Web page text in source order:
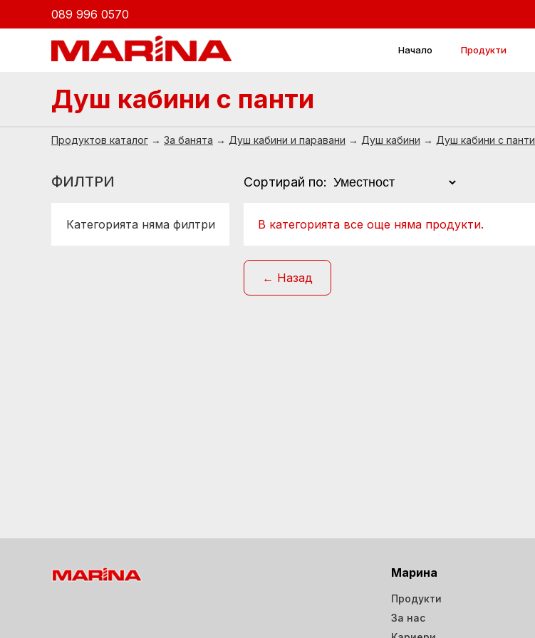
089 996 0570
Начало Продукти
Душ кабини с панти
Продуктов каталог → За банята → Душ кабини и паравани → Душ кабини → Душ кабини с панти
ФИЛТРИ
Категорията няма филтри
Сортирай по:
В категорията все още няма продукти.
← Назад
Марина
Продукти
За нас